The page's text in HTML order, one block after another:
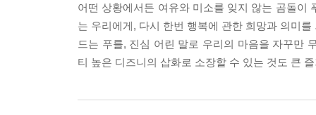
어떤 상황에서든 여유와 미소를 잊지 않는 곰돌이
는 우리에게, 다시 한번 행복에 관한 희망과 의미
드는 푸를, 진심 어린 말로 우리의 마음을 자꾸만
티 높은 디즈니의 삽화로 소장할 수 있는 것도 큰